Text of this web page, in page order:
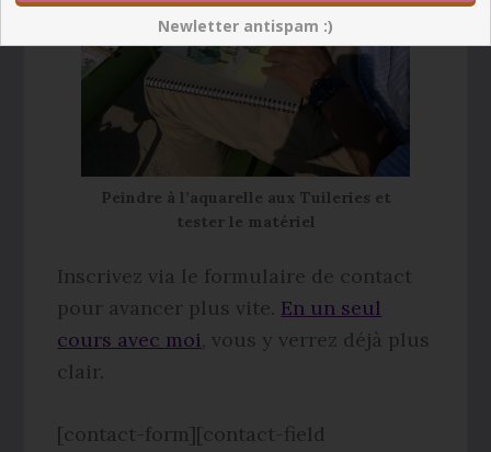
Peindre à l’aquarelle aux Tuileries et
tester le matériel
Inscrivez via le formulaire de contact
pour avancer plus vite. En un seul
cours avec moi , vous y verrez déjà plus
clair.
[contact-form][contact-field
Newletter antispam :)